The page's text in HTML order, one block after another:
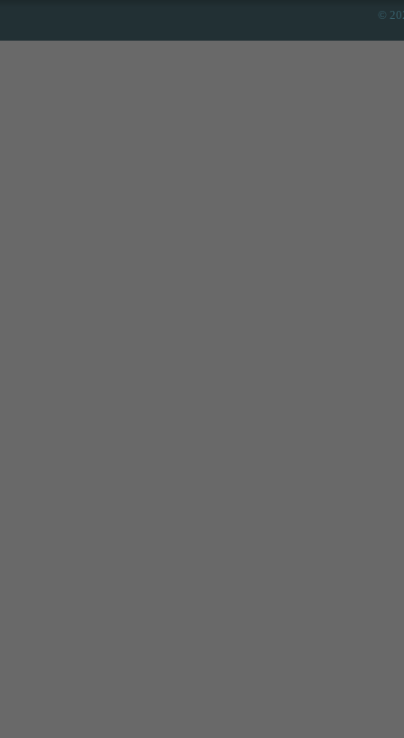
©